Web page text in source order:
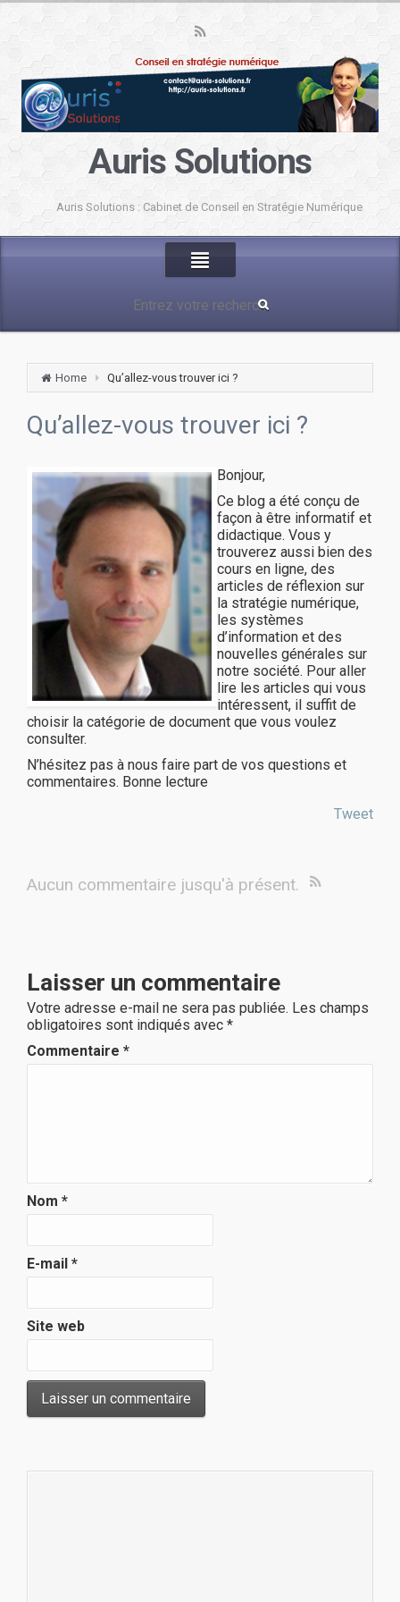
Auris Solutions
Auris Solutions : Cabinet de Conseil en Stratégie Numérique
Home Qu’allez-vous trouver ici ?
Qu’allez-vous trouver ici ?
Bonjour,
Ce blog a été conçu de
façon à être informatif et
didactique. Vous y
trouverez aussi bien des
cours en ligne, des
articles de réflexion sur
la stratégie numérique,
les systèmes
d’information et des
nouvelles générales sur
notre société. Pour aller
lire les articles qui vous
intéressent, il suffit de
choisir la catégorie de document que vous voulez
consulter.
N’hésitez pas à nous faire part de vos questions et
commentaires. Bonne lecture
Tweet
Aucun commentaire jusqu'à présent.
Laisser un commentaire
Votre adresse e-mail ne sera pas publiée. Les champs
obligatoires sont indiqués avec *
Commentaire *
Nom *
E-mail *
Site web